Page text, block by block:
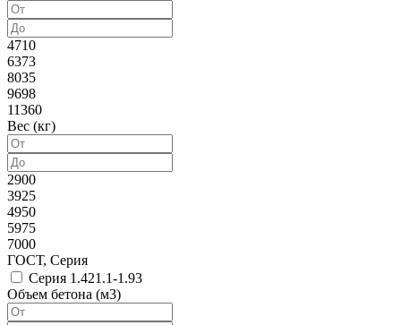
4710
6373
8035
9698
11360
Вес (кг)
2900
3925
4950
5975
7000
ГОСТ, Серия
Серия 1.421.1-1.93
Объем бетона (м3)